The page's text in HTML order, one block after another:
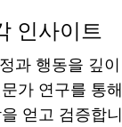
인사이트
과 행동을 깊
가 연구를 통
얻고 검증합